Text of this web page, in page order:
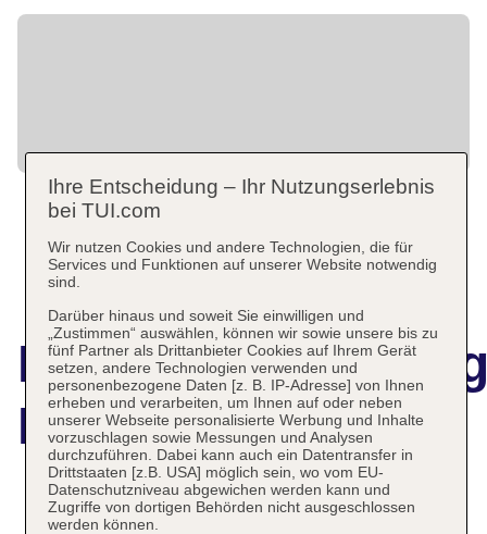
Media One Hotel
Das bietet Ihre Unterkunft
Ihre Entscheidung – Ihr Nutzungserlebnis
bei TUI.com
Wir nutzen Cookies und andere Technologien, die für
Services und Funktionen auf unserer Website notwendig
sind.
Darüber hinaus und soweit Sie einwilligen und
„Zustimmen“ auswählen, können wir sowie unsere bis zu
fünf Partner als Drittanbieter Cookies auf Ihrem Gerät
setzen, andere Technologien verwenden und
personenbezogene Daten [z. B. IP-Adresse] von Ihnen
erheben und verarbeiten, um Ihnen auf oder neben
unserer Webseite personalisierte Werbung und Inhalte
vorzuschlagen sowie Messungen und Analysen
durchzuführen. Dabei kann auch ein Datentransfer in
Drittstaaten [z.B. USA] möglich sein, wo vom EU-
Datenschutzniveau abgewichen werden kann und
Zugriffe von dortigen Behörden nicht ausgeschlossen
werden können.